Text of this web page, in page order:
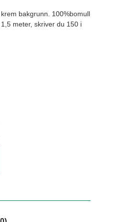
bakgrunn. 100%bomull
meter, skriver du 150 i